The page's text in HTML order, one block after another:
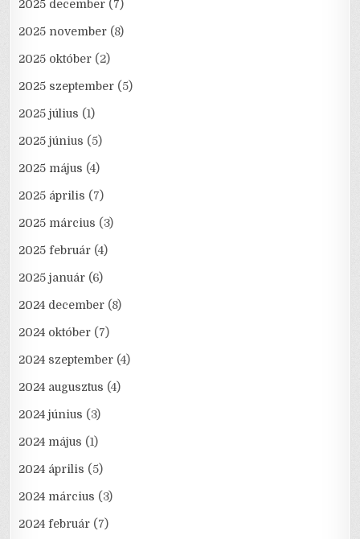
2025 december (7)
2025 november (8)
2025 október (2)
2025 szeptember (5)
2025 július (1)
2025 június (5)
2025 május (4)
2025 április (7)
2025 március (3)
2025 február (4)
2025 január (6)
2024 december (8)
2024 október (7)
2024 szeptember (4)
2024 augusztus (4)
2024 június (3)
2024 május (1)
2024 április (5)
2024 március (3)
2024 február (7)